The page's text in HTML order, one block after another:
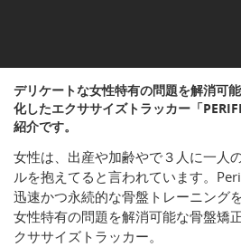
デリケートな女性特有の問題を解消可
化したエクササイズトラッカー「
紹介です。
女性は、出産や加齢やで３人に一人
ルを抱えてると言われています。
迅速かつ永続的な骨盤トレーニング
女性特有の問題を解消可能な骨盤矯
クササイズトラッカー。